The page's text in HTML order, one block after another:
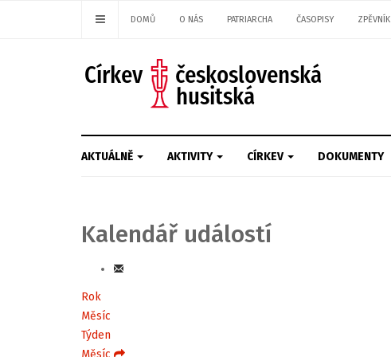
DOMŮ O NÁS PATRIARCHA ČASOPISY ZPĚVNÍK
AKTUÁLNĚ AKTIVITY CÍRKEV DOKUMENTY
Kalendář událostí
Rok
Měsíc
Týden
Měsíc